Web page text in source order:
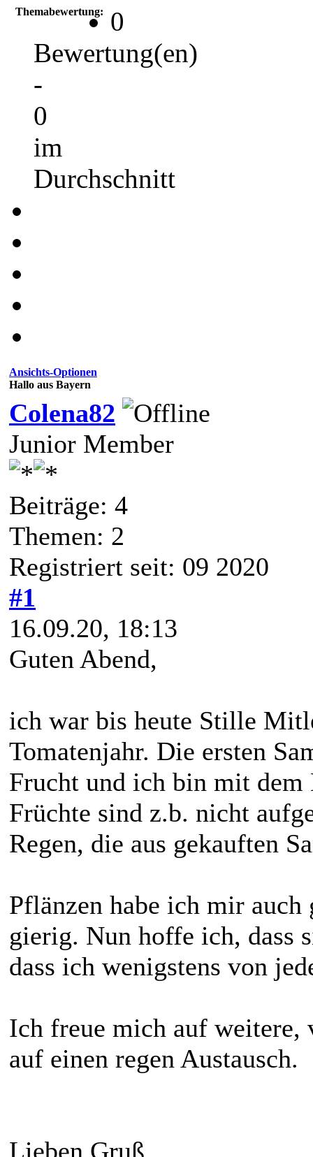
Themabewertung:
0
Bewertung(en)
-
0
im
Durchschnitt
Ansichts-Optionen
Hallo aus Bayern
Colena82
Junior Member
Beiträge: 4
Themen: 2
Registriert seit: 09 2020
#1
16.09.20, 18:13
Guten Abend,
ich war bis heute Stille
Tomatenjahr. Die ersten
Frucht und ich bin mit dem
Früchte sind z.b. nicht
Regen, die aus gekauften
Pflänzen habe ich mir
gierig. Nun hoffe ich, dass
dass ich wenigstens von
Ich freue mich auf
auf einen regen Austausch.
Lieben Gruß